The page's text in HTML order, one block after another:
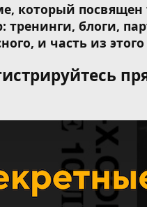
который посвящен
тренинги, блоги,
и часть из